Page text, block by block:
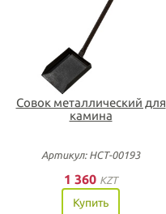
Совок металлический для
камина
Артикул: НСТ-00193
1 360 KZT
Купить